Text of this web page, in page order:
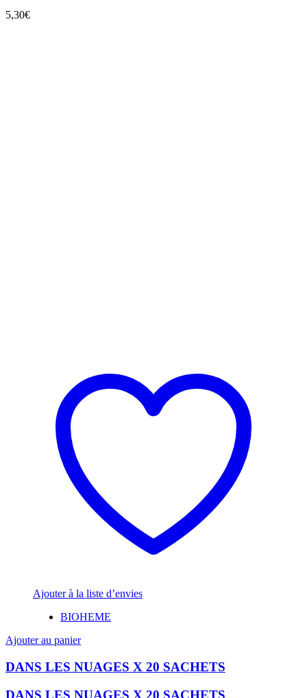
5,30€
Ajouter à la liste d’envies
BIOHEME
Ajouter au panier
DANS LES NUAGES X 20 SACHETS
DANS LES NUAGES X 20 SACHETS